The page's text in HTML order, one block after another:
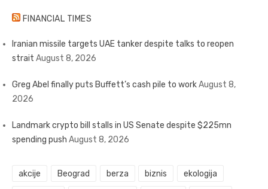
FINANCIAL TIMES
Iranian missile targets UAE tanker despite talks to reopen
strait August 8, 2026
Greg Abel finally puts Buffett’s cash pile to workAugust 8,
2026
Landmark crypto bill stalls in US Senate despite $225mn
spending push August 8, 2026
akcije Beograd berza biznis ekologija